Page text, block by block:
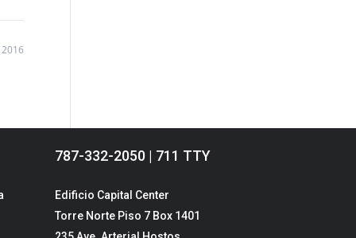
787-332-2050 | 711 TTY
Edificio Capital Center
Torre Norte Piso 7 Box 1401